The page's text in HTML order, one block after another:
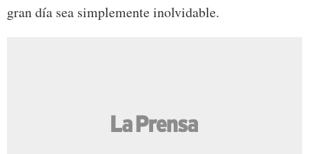
gran día sea simplemente inolvidable.